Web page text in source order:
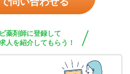
薬剤師に登録して
人を紹介してもらう！